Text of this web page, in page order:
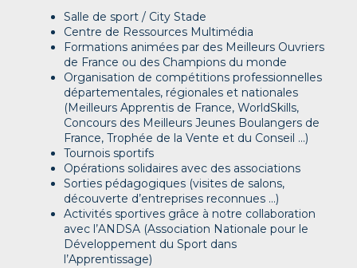
Salle de sport / City Stade
Centre de Ressources Multimédia
Formations animées par des Meilleurs Ouvriers
de France ou des Champions du monde
Organisation de compétitions professionnelles
départementales, régionales et nationales
(Meilleurs Apprentis de France, WorldSkills,
Concours des Meilleurs Jeunes Boulangers de
France, Trophée de la Vente et du Conseil ...)
Tournois sportifs
Opérations solidaires avec des associations
Sorties pédagogiques (visites de salons,
découverte d’entreprises reconnues ...)
Activités sportives grâce à notre collaboration
avec l’ANDSA (Association Nationale pour le
Développement du Sport dans
l’Apprentissage)